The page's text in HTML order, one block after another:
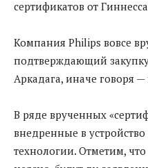
сертификатов от
Компания Philips вовсе
подтверждающий
Аркадага, иначе говоря
В ряде врученных
внедренные в
технологии. Отметим,